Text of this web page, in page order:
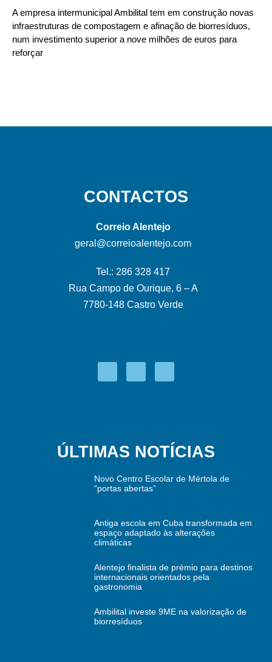
A empresa intermunicipal Ambilital tem em construção novas
infraestruturas de compostagem e afinação de biorresíduos,
num investimento superior a nove milhões de euros para
reforçar
CONTACTOS
Correio Alentejo
geral@correioalentejo.com
Tel.: 286 328 417
Rua Campo de Ourique, 6 – A
7780-148 Castro Verde
ÚLTIMAS NOTÍCIAS
Novo Centro Escolar de Mértola de
“portas abertas”
Antiga escola em Cuba transformada em
espaço adaptado às alterações
climáticas
Alentejo finalista de prémio para destinos
internacionais orientados pela
gastronomia
Ambilital investe 9ME na valorização de
biorresíduos